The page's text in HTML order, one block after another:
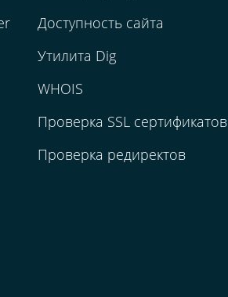
Доступность сайта
Утилита Dig
WHOIS
Проверка SSL сертификатов
Проверка редиректов